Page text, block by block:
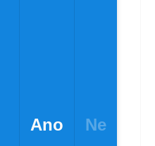
Ano Ne